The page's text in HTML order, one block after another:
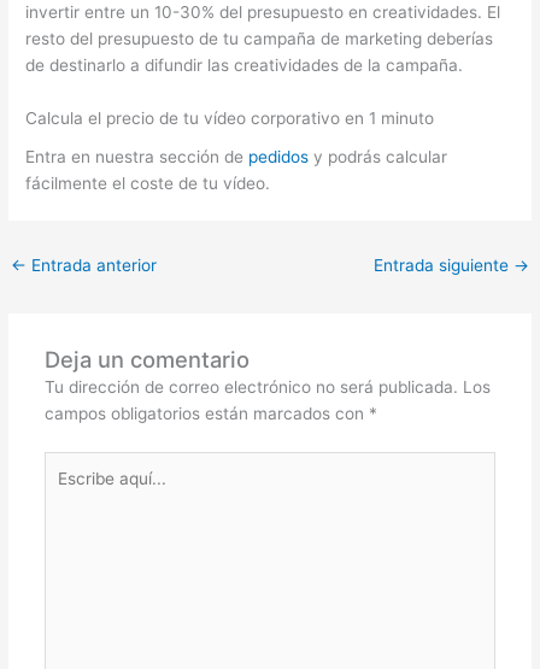
invertir entre un 10-30% del presupuesto en creatividades. El
resto del presupuesto de tu campaña de marketing deberías
de destinarlo a difundir las creatividades de la campaña.
Calcula el precio de tu vídeo corporativo en 1 minuto
Entra en nuestra sección de pedidosy podrás calcular
fácilmente el coste de tu vídeo.
← Entrada anterior Entrada siguiente →
Deja un comentario
Tu dirección de correo electrónico no será publicada. Los
campos obligatorios están marcados con *
aquí...